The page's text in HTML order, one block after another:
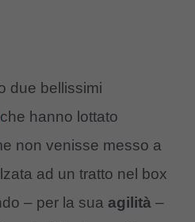
due bellissimi
che hanno lottato
non venisse messo a
ad un tratto nel box
– per la sua agilità –